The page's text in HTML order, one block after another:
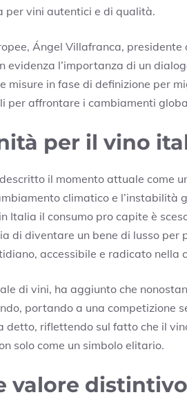
per vini autentici e di qualità.
Ángel Villafranca,
evidenza l’importanza di un
misure in fase di definizione per
per affrontare i cambiamenti
per il vino
il momento attuale come
climatico e l’instabilità
Italia il consumo pro capite è
di diventare un bene di lusso per
accessibile e radicato nella
di vini, ha aggiunto che
portando a una competizione
detto, riflettendo sul fatto che il
solo come un simbolo elitario.
valore distintivo